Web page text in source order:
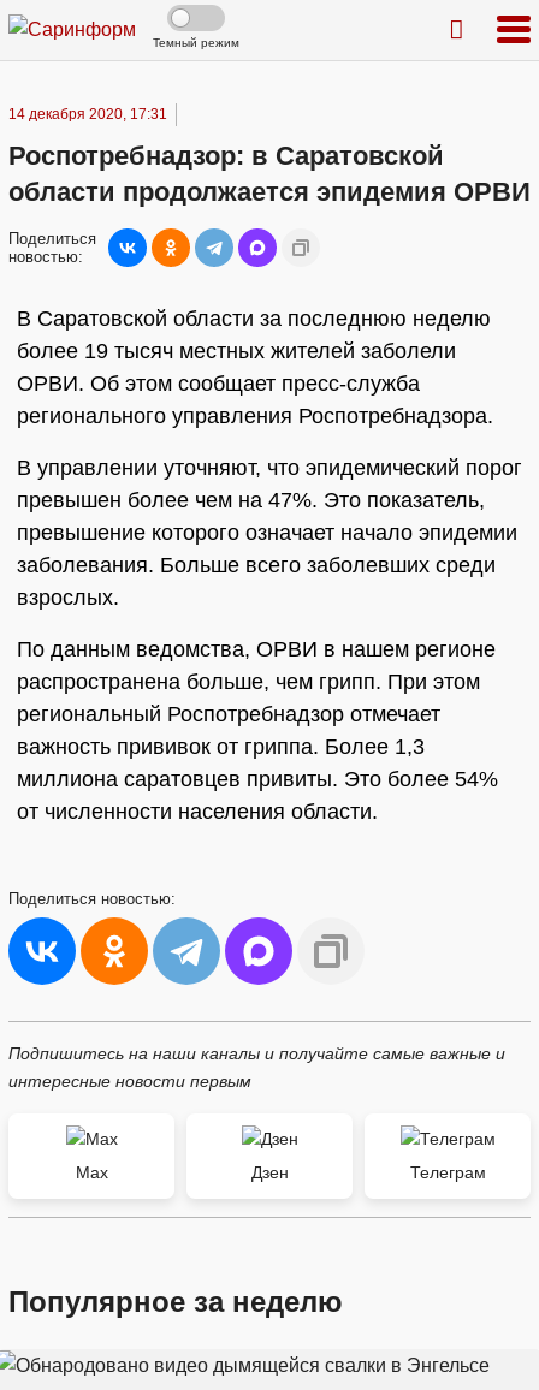
Темный режим
14 декабря 2020, 17:31
Роспотребнадзор: в Саратовской
области продолжается эпидемия ОРВИ
Поделиться
новостью:
В Саратовской области за последнюю неделю
более 19 тысяч местных жителей заболели
ОРВИ. Об этом сообщает пресс-служба
регионального управления Роспотребнадзора.
В управлении уточняют, что эпидемический порог
превышен более чем на 47%. Это показатель,
превышение которого означает начало эпидемии
заболевания. Больше всего заболевших среди
взрослых.
По данным ведомства, ОРВИ в нашем регионе
распространена больше, чем грипп. При этом
региональный Роспотребнадзор отмечает
важность прививок от гриппа. Более 1,3
миллиона саратовцев привиты. Это более 54%
от численности населения области.
Поделиться новостью:
Подпишитесь на наши каналы и получайте самые важные и
интересные новости первым
Max Дзен Телеграм
Популярное за неделю